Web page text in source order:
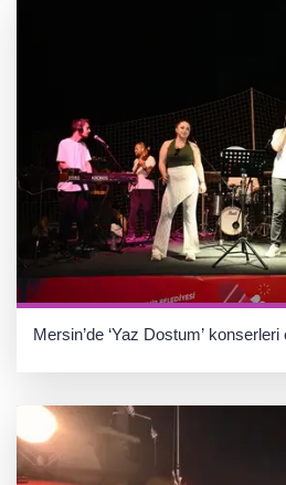
Mersin’de ‘Yaz Dostum’